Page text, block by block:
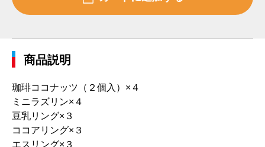
商品説明
珈琲ココナッツ（２個入）×４
ミニラズリン×４
豆乳リング×３
ココアリング×３
エスリング×３